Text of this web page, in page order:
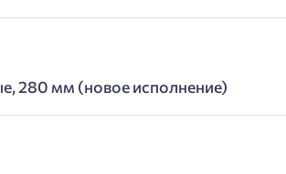
280 мм (новое исполнение)